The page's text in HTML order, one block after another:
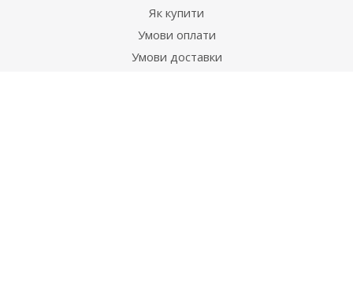
Як купити
Умови оплати
Умови доставки